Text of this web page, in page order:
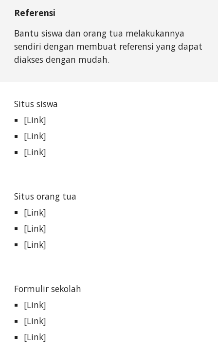
Referensi
Bantu siswa dan orang tua melakukannya
sendiri dengan membuat referensi yang dapat
diakses dengan mudah.
Situs siswa
[Link]
[Link]
[Link]
Situs orang tua
[Link]
[Link]
[Link]
Formulir sekolah
[Link]
[Link]
[Link]